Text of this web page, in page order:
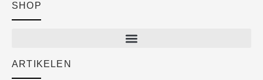
SHOP
ARTIKELEN